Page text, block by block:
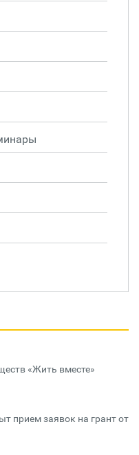
«Жить вместе»
прием заявок на грант от